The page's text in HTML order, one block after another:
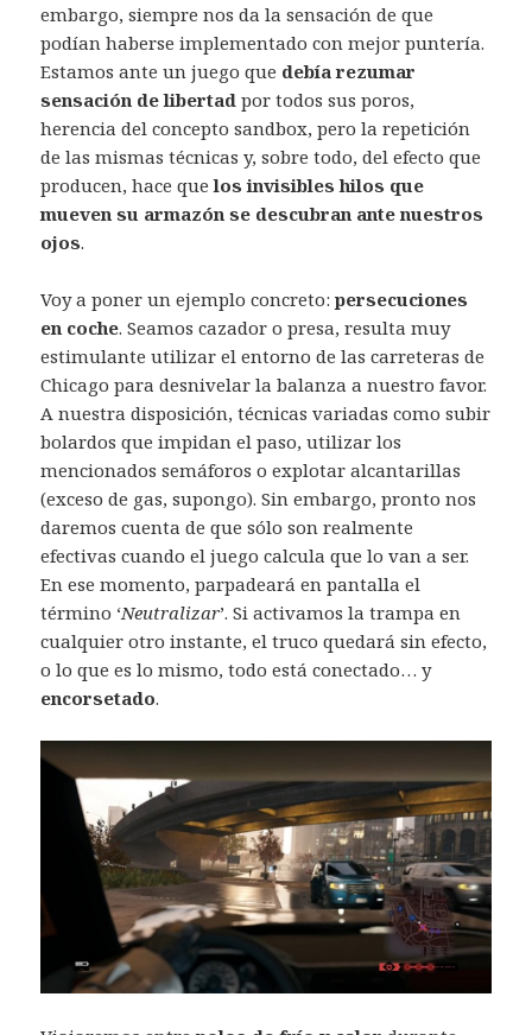
embargo, siempre nos da la sensación de que
podían haberse implementado con mejor puntería.
Estamos ante un juego que debía rezumar
sensación de libertad por todos sus poros,
herencia del concepto sandbox, pero la repetición
de las mismas técnicas y, sobre todo, del efecto que
producen, hace que los invisibles hilos que
mueven su armazón se descubran ante nuestros
ojos.
Voy a poner un ejemplo concreto:persecuciones
en coche. Seamos cazador o presa, resulta muy
estimulante utilizar el entorno de las carreteras de
Chicago para desnivelar la balanza a nuestro favor.
A nuestra disposición, técnicas variadas como subir
bolardos que impidan el paso, utilizar los
mencionados semáforos o explotar alcantarillas
(exceso de gas, supongo). Sin embargo, pronto nos
daremos cuenta de que sólo son realmente
efectivas cuando el juego calcula que lo van a ser.
En ese momento, parpadeará en pantalla el
término ‘Neutralizar’. Si activamos la trampa en
cualquier otro instante, el truco quedará sin efecto,
o lo que es lo mismo, todo está conectado… y
encorsetado.